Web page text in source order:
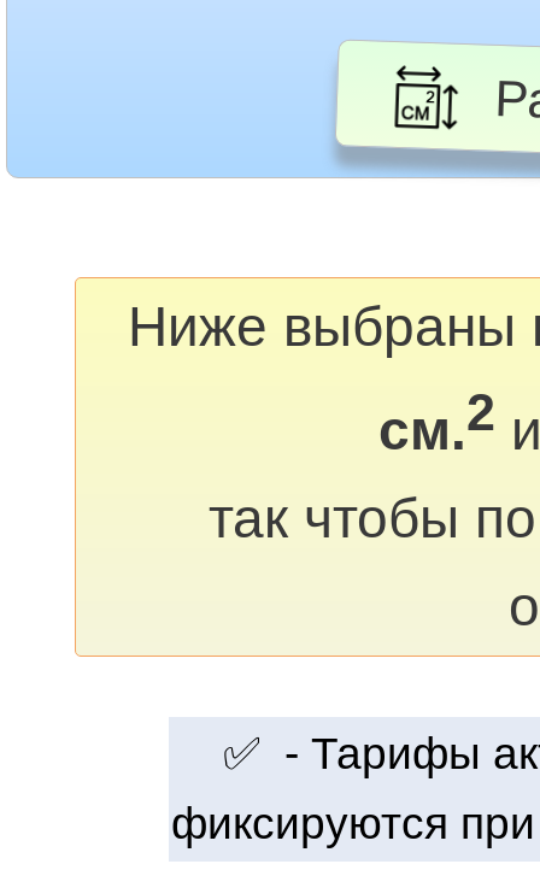
Ниже выбраны
см.2
так чтобы
✅ - Тарифы
фиксируются